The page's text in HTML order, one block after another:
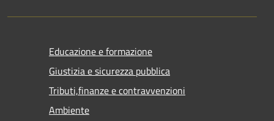
Educazione e formazione
Giustizia e sicurezza pubblica
Tributi,finanze e contravvenzioni
Ambiente